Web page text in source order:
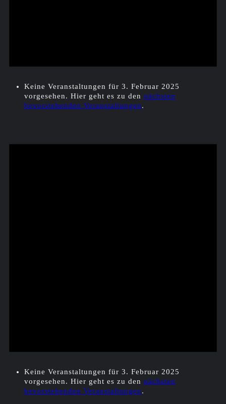
Keine Veranstaltungen für 3. Februar 2025
vorgesehen. Hier geht es zu den nächsten
bevorstehenden Veranstaltungen.
Keine Veranstaltungen für 3. Februar 2025
vorgesehen. Hier geht es zu den nächsten
bevorstehenden Veranstaltungen.